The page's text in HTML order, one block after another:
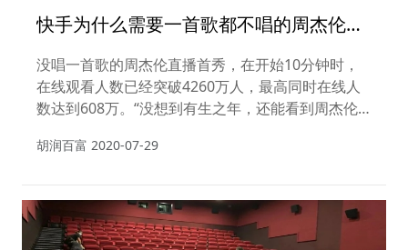
快手为什么需要一首歌都不唱的周杰伦做
直播？
没唱一首歌的周杰伦直播首秀，在开始10分钟时，
在线观看人数已经突破4260万人，最高同时在线人
数达到608万。“没想到有生之年，还能看到周杰伦
伦五天后将在快手进行魔术直播的信息时，众多粉丝
胡润百富 2020-07-29